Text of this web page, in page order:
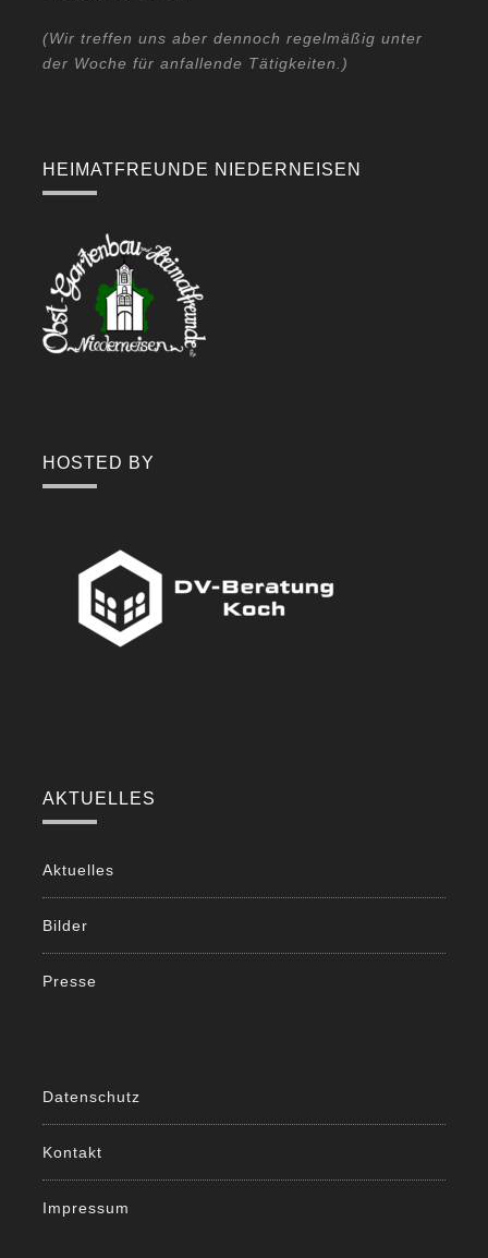
(Wir treffen uns aber dennoch regelmäßig unter
der Woche für anfallende Tätigkeiten.)
HEIMATFREUNDE NIEDERNEISEN
HOSTED BY
AKTUELLES
Aktuelles
Bilder
Presse
Datenschutz
Kontakt
Impressum